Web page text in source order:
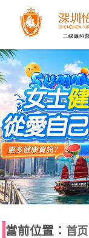
當前位置： 首页